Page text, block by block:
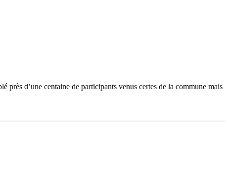
près d’une centaine de participants venus certes de la commune mais